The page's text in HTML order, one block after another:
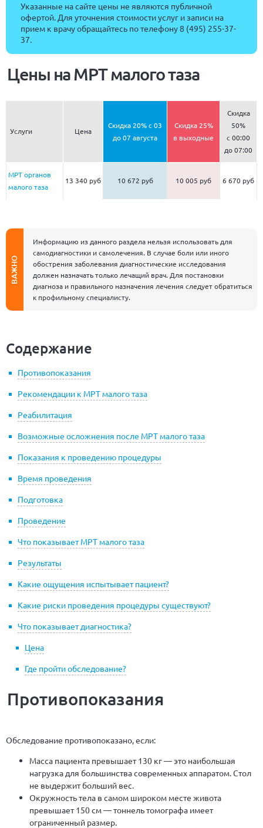
Указанные на сайте цены не являются публичной
офертой. Для уточнения стоимости услуг и записи на
прием к врачу обращайтесь по телефону8 (495) 255-37-
37.
Цены на МРТ малого таза
Услуги Цена
Скидка 20% с 03
до 07 августа
Скидка 25%
в выходные
Скидка
50%
c 00:00
до 07:00
МРТ органов
малого таза
13 340 руб 10 672 руб 10 005 руб 6 670 руб
ВАЖНО
Информацию из данного раздела нельзя использовать для
самодиагностики и самолечения. В случае боли или иного
обострения заболевания диагностические исследования
должен назначать только лечащий врач. Для постановки
диагноза и правильного назначения лечения следует обратиться
к профильному специалисту.
Содержание
Противопоказания
Рекомендации к МРТ малого таза
Реабилитация
Возможные осложнения после МРТ малого таза
Показания к проведению процедуры
Время проведения
Подготовка
Проведение
Что показывает МРТ малого таза
Результаты
Какие ощущения испытывает пациент?
Какие риски проведения процедуры существуют?
Что показывает диагностика?
Цена
Где пройти обследование?
Противопоказания
Обследование противопоказано, если:
Масса пациента превышает 130 кг — это наибольшая
нагрузка для большинства современных аппаратом. Стол
не выдержит больший вес.
Окружность тела в самом широком месте живота
превышает 150 см — тоннель томографа имеет
ограниченный размер.